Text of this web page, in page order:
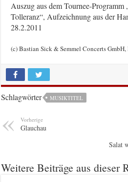
Auszug aus dem Tournee-Programm
Tolleranz“, Aufzeichnung aus der
28.2.2011
(c) Bastian Sick & Semmel Concerts
Schlagwörter MUSIKTITEL
Vorherige
Glauchau
Salat
Weitere Beiträge aus dieser